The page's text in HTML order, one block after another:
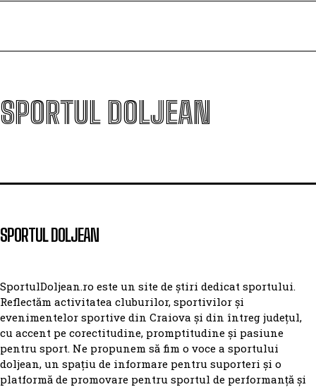
SPORTUL DOLJEAN
SPORTUL DOLJEAN
SportulDoljean.ro este un site de știri dedicat sportului.
Reflectăm activitatea cluburilor, sportivilor și
evenimentelor sportive din Craiova și din întreg județul,
cu accent pe corectitudine, promptitudine și pasiune
pentru sport. Ne propunem să fim o voce a sportului
doljean, un spațiu de informare pentru suporteri și o
platformă de promovare pentru sportul de performanță și